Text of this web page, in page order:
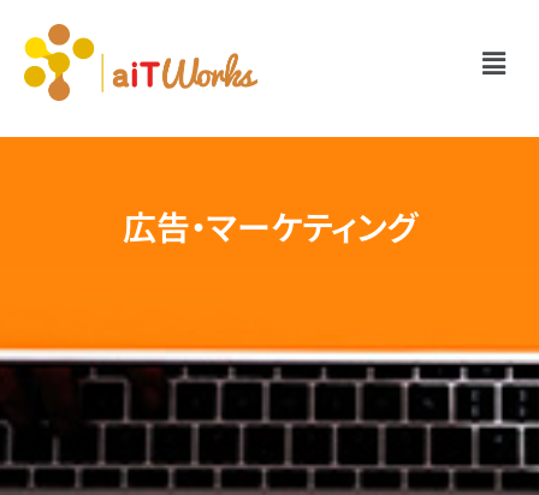
広告・マーケティング